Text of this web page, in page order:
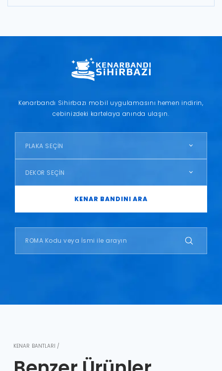
Kenarbandı Sihirbazı mobil uygulamasını hemen indirin,
cebinizdeki kartelaya anında ulaşın.
PLAKA SEÇİN
DEKOR SEÇİN
KENAR BANDINI ARA
KENAR BANTLARI /